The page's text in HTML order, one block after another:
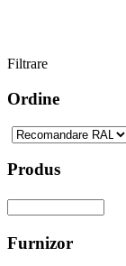
Filtrare
Ordine
Produs
Furnizor